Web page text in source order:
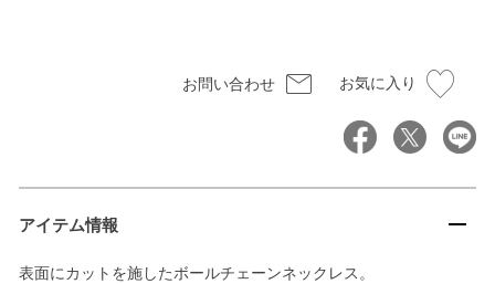
お問い合わせ お気に入り
アイテム情報
表面にカットを施したボールチェーンネックレス。